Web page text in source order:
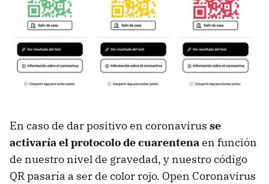
En caso de dar positivo en coronavirus se
activaría el protocolo de cuarentenaen función
de nuestro nivel de gravedad, y nuestro código
QR pasaría a ser de color rojo. Open Coronavirus